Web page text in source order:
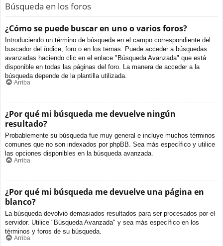
Búsqueda en los foros
¿Cómo se puede buscar en uno o varios foros?
Introduciendo un término de búsqueda en el campo correspondiente del
buscador del índice, foro o en los temas. Puede acceder a búsquedas
avanzadas haciendo clic en el enlace "Búsqueda Avanzada" que está
disponible en todas las páginas del foro. La manera de acceder a la
búsqueda depende de la plantilla utilizada.
Arriba
¿Por qué mi búsqueda me devuelve ningún
resultado?
Probablemente su búsqueda fue muy general e incluye muchos términos
comunes que no son indexados por phpBB. Sea más específico y utilice
las opciones disponibles en la búsqueda avanzada.
Arriba
¿Por qué mi búsqueda me devuelve una página en
blanco?
La búsqueda devolvió demasiados resultados para ser procesados por el
servidor. Utilice "Búsqueda Avanzada" y sea más específico en los
términos y foros de su búsqueda.
Arriba